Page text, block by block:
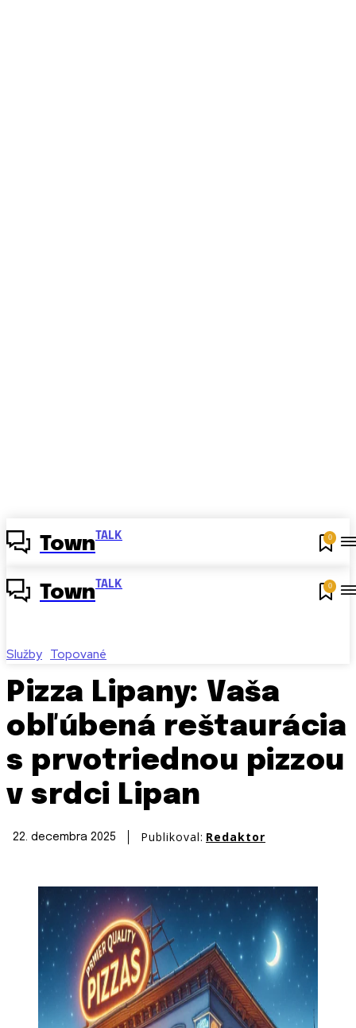
Town TALK 0
Town TALK 0
Služby Topované
Pizza Lipany: Vaša
obľúbená reštaurácia
s prvotriednou pizzou
v srdci Lipan
22. decembra 2025 Publikoval: Redaktor